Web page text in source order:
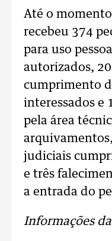
Até o
recebeu 374
para uso
autorizados,
cumprimento
interessados e
pela área
judiciais
e três
a entrada do
Informações